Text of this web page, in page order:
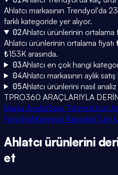
Ahlatcı markasının Trendyol'da
farklı kategoride yer alıyor.
02Ahlatcı ürünlerinin ortalama
Ahlatcı ürünlerinin ortalama
₺153K arasında.
03Ahlatcı en çok hangi
04Ahlatcı markasının aylık
05Ahlatcı ürünlerini nasıl
TPRO360 ARAÇLARIYLA
Marka AnaliziSatış TahminiÜrün
FotoğrafıKategori RaporlarıTüm
Ahlatcı ürünlerini
et